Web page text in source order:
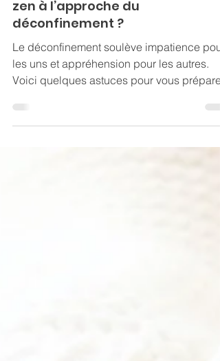
Gwenaëlle Laurent
9 mai 2020
6 min de lecture
Comment se préparer et rester
zen à l’approche du
déconfinement ?
Le déconfinement soulève impatience pour